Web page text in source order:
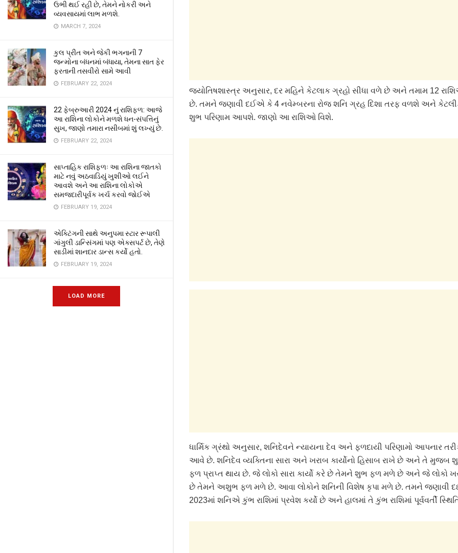
ઉભી થઈ રહી છે, તેમને નોકરી અને
વ્યવસાયમાં લાભ મળશે.
MARCH 7, 2024
કુલ પ્રીત અને જેકી ભગનાની 7
જન્મોના બંધનમાં બંધાયા, તેમના સાત ફેર
ફરતાની તસવીરો સામે આવી
FEBRUARY 22, 2024
22 ફેબ્રુઆરી 2024 નું રાશિફળ: આજે
આ રાશિના લોકોને મળશે ધન-સંપત્તિનું
સુખ, જાણો તમારા નસીબમાં શું લખ્યું છે.
FEBRUARY 22, 2024
સાપ્તાહિક રાશિફળઃ આ રાશિના જાતકો
માટે નવું અઠવાડિયું ખુશીઓ લઈને
આવશે અને આ રાશિના લોકોએ
સમજદારીપૂર્વક ખર્ચ કરવો જોઈએ
FEBRUARY 19, 2024
એક્ટિંગની સાથે અનુપમા સ્ટાર રૂપાલી
ગાંગુલી ડાન્સિંગમાં પણ એક્સપર્ટ છે, તેણે
સાડીમાં શાનદાર ડાન્સ કર્યો હતો.
FEBRUARY 19, 2024
LOAD MORE
જ્યોતિષશાસ્ત્ર અનુસાર, દર મહિને કેટલાક ગ્રહો સીધા વળે છે અને તમામ 12
છે. તમને જણાવી દઈએ કે 4 નવેમ્બરના રોજ શનિ ગ્રહ દિશા તરફ વળશે અને
શુભ પરિણામ આપશે. જાણો આ રાશિઓ વિશે.
ધાર્મિક ગ્રંથો અનુસાર, શનિદેવને ન્યાયના દેવ અને ફળદાયી પરિણામો આપનાર
આવે છે. શનિદેવ વ્યક્તિના સારા અને ખરાબ કાર્યોનો હિસાબ રાખે છે અને તે
ફળ પ્રાપ્ત થાય છે. જે લોકો સારા કાર્યો કરે છે તેમને શુભ ફળ મળે છે અને જે લોકો
છે તેમને અશુભ ફળ મળે છે. આવા લોકોને શનિની વિશેષ કૃપા મળે છે. તમને જણાવી
2023માં શનિએ કુંભ રાશિમાં પ્રવેશ કર્યો છે અને હાલમાં તે કુંભ રાશિમાં પૂર્વવર્તી